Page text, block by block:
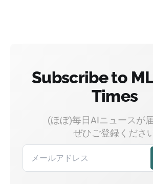
Subscribe to
Times
(ほぼ)毎日AIニュースが
ぜひご登録くださ